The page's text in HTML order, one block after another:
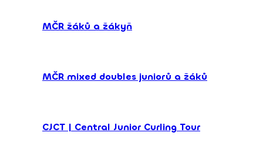
MČR žáků a žákyň
MČR mixed doubles juniorů a žáků
CJCT | Central Junior Curling Tour